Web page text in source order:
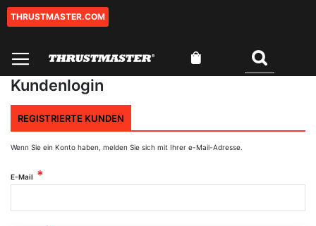
Zum
THRUSTMASTER.COM
Mein Warenkorb
Kundenlogin
REGISTRIERTE KUNDEN
Wenn Sie ein Konto haben, melden Sie sich mit Ihrer e-Mail-Adresse.
E-Mail